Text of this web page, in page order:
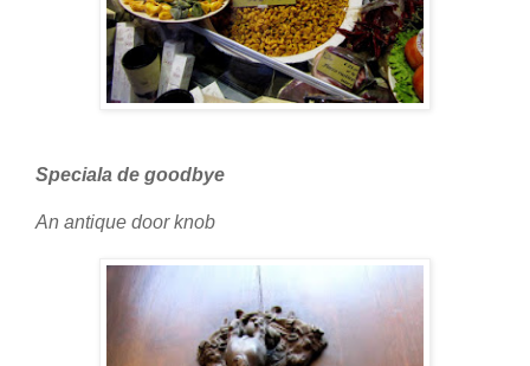
Speciala de goodbye
An antique door knob